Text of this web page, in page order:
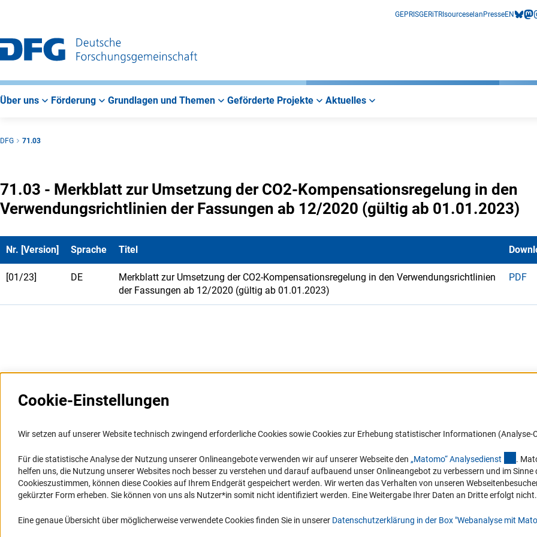
GEPRISGERiTRIsourceselan PresseEN
Über uns Förderung Grundlagen und Themen Geförderte Projekte Aktuelles
DFG 71.03
71.03 - Merkblatt zur Umsetzung der CO2-Kompensationsregelung in den
Verwendungsrichtlinien der Fassungen ab 12/2020 (gültig ab 01.01.2023)
Nr. [Version] Sprache Titel
[01/23] DE
Merkblatt zur Umsetzung der CO2-Kompensationsregelung in den Verwendungsrichtlinien
der Fassungen ab 12/2020 (gültig ab 01.01.2023)
PDF
Informationssysteme
Portal Wissenschaftliche Integrität
GEPRIS
GEPRIS historisch
RIsources
FAQ
Karriere
Logo und Corporate Design
mit Behinderungen
Erklärung zur Barrierefreiheit
Barriere melden
in Ihr Mailpostfach oder schauen
die Ausgaben online an.
Zum Newsletter
Cookie-Einstellungen
Wir setzen auf unserer Website technisch zwingend erforderliche Cookies sowie Cookies zur Erhebung statistischer Informationen (Analyse-
Für die statistische Analyse der Nutzung unserer Onlineangebote verwenden wir auf unserer Webseite den „Matomo“ Analysedienst
.
helfen uns, die Nutzung unserer Websites noch besser zu verstehen und darauf aufbauend unser Onlineangebot zu verbessern und im
Cookieszustimmen, können diese Cookies auf Ihrem Endgerät gespeichert werden. Wir werten das Verhalten von unseren
gekürzter Form erheben. Sie können von uns als Nutzer*in somit nicht identifiziert werden. Eine Weitergabe Ihrer Daten an Dritte erfolgt nicht.
Eine genaue Übersicht über möglicherweise verwendete Cookies finden Sie in unserer Datenschutzerklärung in der Box "Webanalyse mit